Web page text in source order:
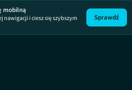
mobilną
nawigacji i ciesz się szybszym
Sprawdź